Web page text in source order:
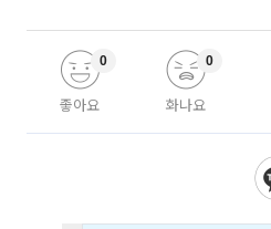
좋아요
0
화나요
0